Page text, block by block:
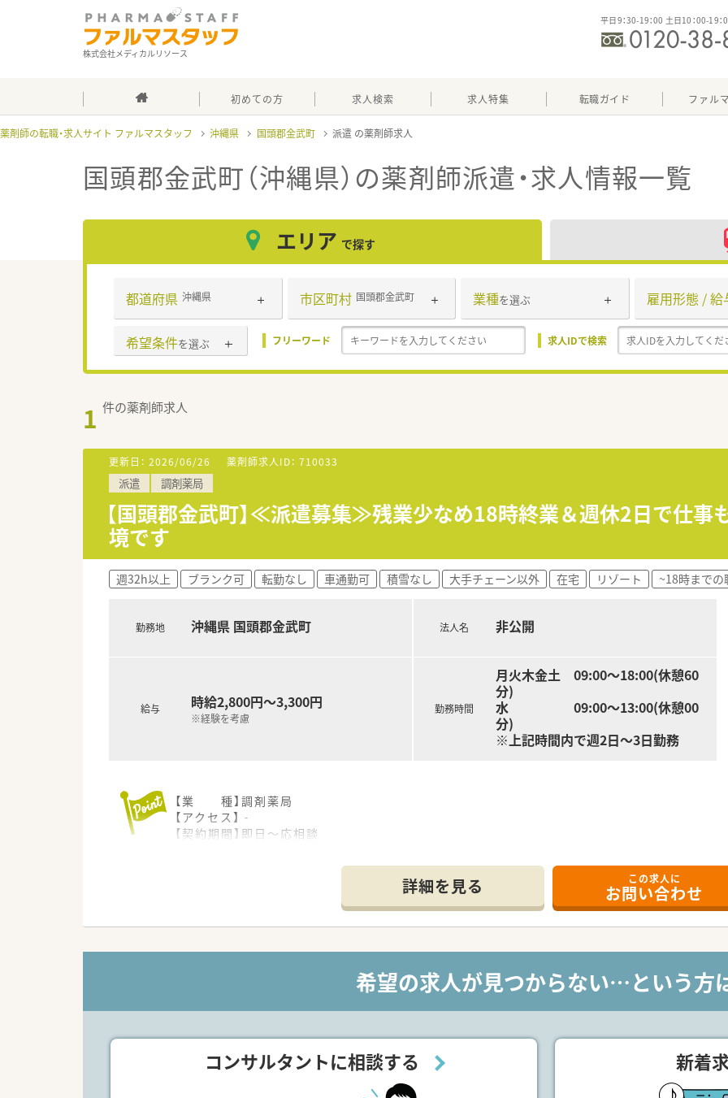
株式会社メディカルリソース
平日9：30-19：00 土日10：00-19：
初めての方 求人検索 求人特集 転職ガイド ファル
薬剤師の転職・求人サイト ファルマスタッフ 沖縄県 国頭郡金武町 派遣
国頭郡金武町（沖縄県） の薬剤師派遣・求人情報一覧
エリア で探す
都道府県 沖縄県 市区町村 国頭郡金武町 業種を選ぶ 雇用形態 / 給
希望条件を選ぶ フリーワード 求人IDで検索
1 件の薬剤師求人
更新日： 2026/06/26 薬剤師求人ID： 710033
派遣 調剤薬局
【国頭郡金武町】≪派遣募集≫残業少なめ18時終業＆週休2日で仕事
境です
週32h以上 ブランク可 転勤なし 車通勤可 積雪なし 大手チェーン以外 在宅 リゾート ~18時までの
勤務地 沖縄県 国頭郡金武町
給与 時給2,800円～3,300円
※経験を考慮
法人名 非公開
勤務時間
月火木金土 09:00～18:00(休憩60
分)
水 09:00～13:00(休憩00
分)
※上記時間内で週2日～3日勤務
【業 種】調剤薬局
【アクセス】‐
【契約期間】即日～応相談
月火木金土 09:00～18:00(休憩60分)
水 09:00～13:00(休憩00分)
※上記時間内で週2日～3日勤務
【応需科目】リハビリテーション科,整形外科ほか
********************************
■万全のサポート体制：2名体制で担当がつきしっかりサポート！
■各種保険を完備：社会保険(週20時間以上)/雇用保険/薬剤師賠償責任保険
■充実の休暇制度：有給休暇(6ヶ月以上勤務)、夏季休暇、慶弔休暇など
詳細を見る この求人に
お問い合わせ
希望の求人が見つからない…という方
コンサルタントに相談する 新着